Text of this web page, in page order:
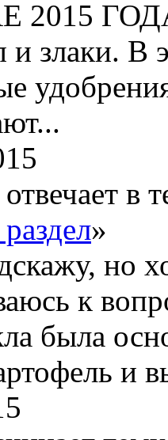
ГОДА
и злаки. В
отвечает в
»
но
к
была
и